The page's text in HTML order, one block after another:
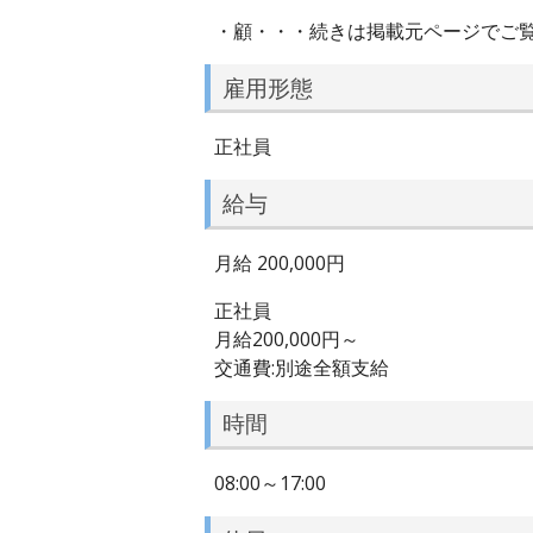
・顧・・・続きは掲載元ページでご
雇用形態
正社員
給与
月給 200,000円
正社員
月給200,000円～
交通費:別途全額支給
時間
08:00～17:00